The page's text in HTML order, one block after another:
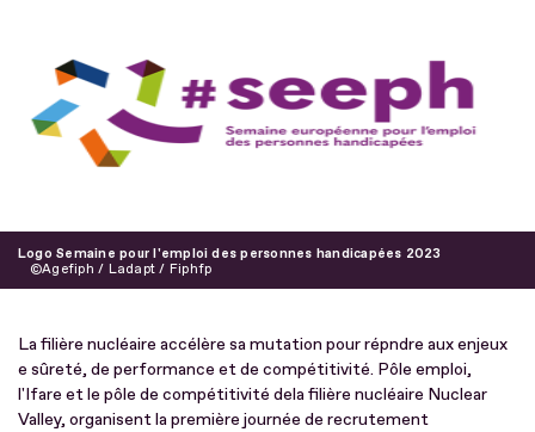
Logo Semaine pour l'emploi des personnes handicapées 2023
Agefiph / Ladapt / Fiphfp
La filière nucléaire accélère sa mutation pour répndre aux enjeux
e sûreté, de performance et de compétitivité. Pôle emploi,
l'Ifare et le pôle de compétitivité dela filière nucléaire Nuclear
Valley, organisent la première journée de recrutement